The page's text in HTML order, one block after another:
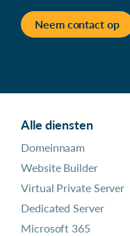
Neem contact op
Alle diensten
Domeinnaam
Website Builder
Virtual Private Server
Dedicated Server
Microsoft 365